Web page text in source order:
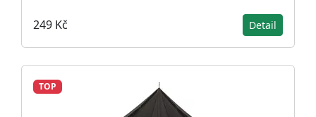
249 Kč Detail
TOP